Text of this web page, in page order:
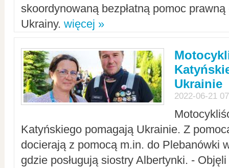
skoordynowaną bezpłatną pomoc
Ukrainy. więcej »
Ukrainie
2022-06-21
Katyńskiego pomagają Ukrainie. Z
docierają z pomocą m.in. do Plebanówki
gdzie posługują siostry Albertynki. -